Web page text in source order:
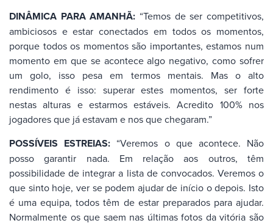
DINÂMICA PARA AMANHÃ: “Temos de ser competitivos,
ambiciosos e estar conectados em todos os momentos,
porque todos os momentos são importantes, estamos num
momento em que se acontece algo negativo, como sofrer
um golo, isso pesa em termos mentais. Mas o alto
rendimento é isso: superar estes momentos, ser forte
nestas alturas e estarmos estáveis. Acredito 100% nos
jogadores que já estavam e nos que chegaram.”
POSSÍVEIS ESTREIAS: “Veremos o que acontece. Não
posso garantir nada. Em relação aos outros, têm
possibilidade de integrar a lista de convocados. Veremos o
que sinto hoje, ver se podem ajudar de início o depois. Isto
é uma equipa, todos têm de estar preparados para ajudar.
Normalmente os que saem nas últimas fotos da vitória são